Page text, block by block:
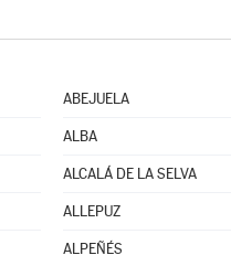
ABEJUELA
ALBA
ALCALÁ DE LA SELVA
ALLEPUZ
ALPEÑÉS